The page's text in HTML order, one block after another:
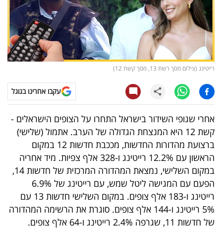
דעות
רכילות
עסקית
קריפטו
ויראלי
טלוויזיה
עסקי
ספורט
קריירה
ולימודים
מינויים
רייטינג (צילום מסך רשת 13, מסך קשת 12)
עקבו אחרינו בגוגל
אחרי שגופי השידור בישראל התחרו על הצופים הישראלים -
קשת 12 היא המנצחת הגדולה של הערב. אתמול (שלישי)
ברצועת מהדורות החדשות, מככבת חדשות 12 במקום
הראשון עם 12.2% רייטינג ו-328 אלף צפיות. מיד אחריה
במקום השלישי, נמצאת המהדורה המרכזית של חדשות 14,
הפעם עם המגישה ליטל שמש, עם רייטינג של 6.9%
רייטינג ו-183 אלף צופים. במקום השלישי חדשות 13 עם
5% רייטינג ו-144 אלף צופים. סוגרת את הרשימה המהדורה
של חדשות 11, שגרפה 2.4% רייטינג ו-64 אלף צופים.